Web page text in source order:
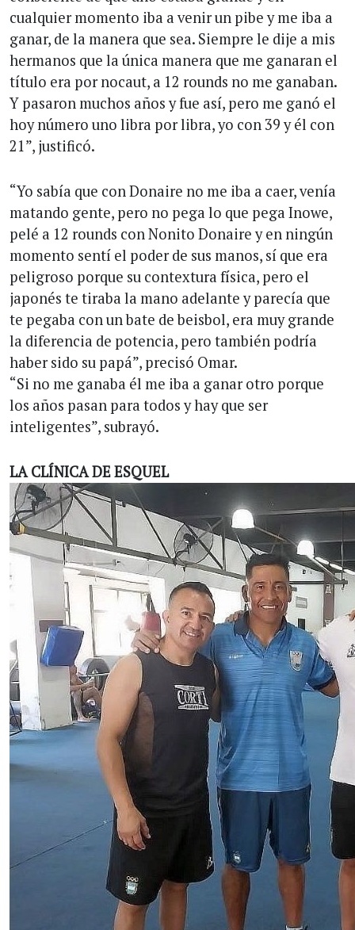
cualquier momento iba a venir un pibe y me iba a
ganar, de la manera que sea. Siempre le dije a mis
hermanos que la única manera que me ganaran el
título era por nocaut, a 12 rounds no me ganaban.
Y pasaron muchos años y fue así, pero me ganó el
hoy número uno libra por libra, yo con 39 y él con
21”, justificó.
“Yo sabía que con Donaire no me iba a caer, venía
matando gente, pero no pega lo que pega Inowe,
pelé a 12 rounds con Nonito Donaire y en ningún
momento sentí el poder de sus manos, sí que era
peligroso porque su contextura física, pero el
japonés te tiraba la mano adelante y parecía que
te pegaba con un bate de beisbol, era muy grande
la diferencia de potencia, pero también podría
haber sido su papá”, precisó Omar.
“Si no me ganaba él me iba a ganar otro porque
los años pasan para todos y hay que ser
inteligentes”, subrayó.
LA CLÍNICA DE ESQUEL